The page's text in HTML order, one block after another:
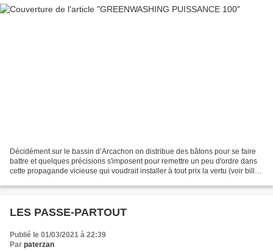
Décidément sur le bassin d’Arcachon on distribue des bâtons pour se faire
battre et quelques précisions s'imposent pour remettre un peu d'ordre dans
cette propagande vicieuse qui voudrait installer à tout prix la vertu (voir billet
LES PASSE-PARTOUT
Publié le 01/03/2021 à 22:39
Par paterzan